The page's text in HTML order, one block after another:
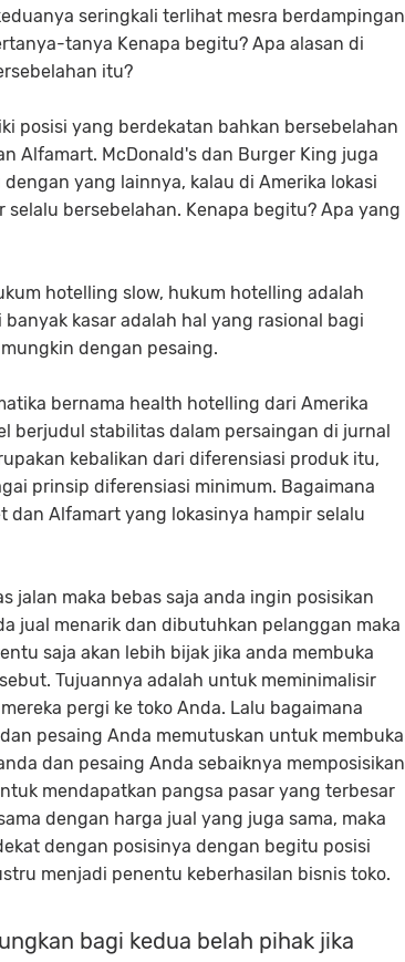
seringkali terlihat mesra berdampingan
tanya Kenapa begitu? Apa alasan di
itu?
posisi yang berdekatan bahkan bersebelahan
Alfamart. McDonald's dan Burger King juga
yang lainnya, kalau di Amerika lokasi
bersebelahan. Kenapa begitu? Apa yang
hotelling slow, hukum hotelling adalah
kasar adalah hal yang rasional bagi
dengan pesaing.
bernama health hotelling dari Amerika
berjudul stabilitas dalam persaingan di jurnal
kebalikan dari diferensiasi produk itu,
prinsip diferensiasi minimum. Bagaimana
dan Alfamart yang lokasinya hampir selalu
jalan maka bebas saja anda ingin posisikan
jual menarik dan dibutuhkan pelanggan maka
saja akan lebih bijak jika anda membuka
Tujuannya adalah untuk meminimalisir
pergi ke toko Anda. Lalu bagaimana
pesaing Anda memutuskan untuk membuka
dan pesaing Anda sebaiknya memposisikan
mendapatkan pangsa pasar yang terbesar
dengan harga jual yang juga sama, maka
dengan posisinya dengan begitu posisi
menjadi penentu keberhasilan bisnis toko.
bagi kedua belah pihak jika